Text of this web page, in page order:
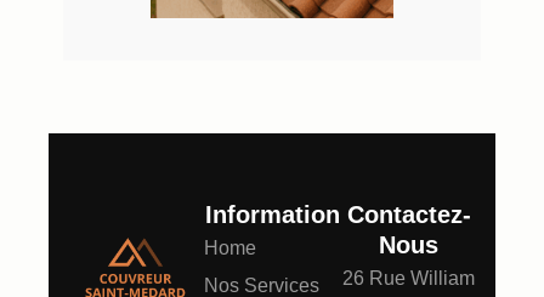
Information
Home
Nos Services
Contactez-
Nous
26 Rue William